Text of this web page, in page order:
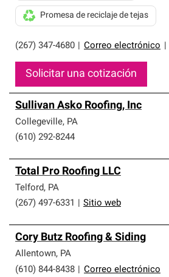
(267) 347-4680 Correo electrónico
Promesa de reciclaje de tejas
Solicitar una cotización
Sullivan Asko Roofing, Inc
Collegeville, PA
(610) 292-8244
Total Pro Roofing LLC
Telford, PA
(267) 497-6331
Sitio web
Cory Butz Roofing & Siding
Allentown, PA
(610) 844-8438
Correo electrónico